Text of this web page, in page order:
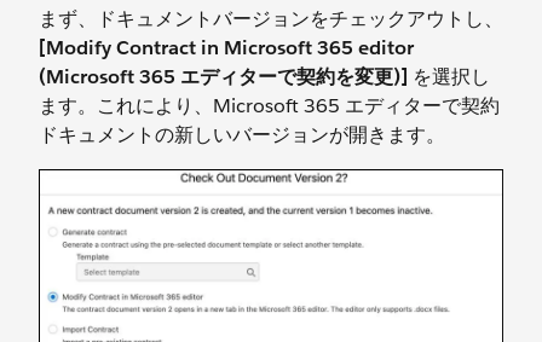
まず、ドキュメントバージョンをチェックアウトし、
[Modify Contract in Microsoft 365 editor
(Microsoft 365 エディターで契約を変更)] を選択し
ます。これにより、Microsoft 365 エディターで契約
ドキュメントの新しいバージョンが開きます。